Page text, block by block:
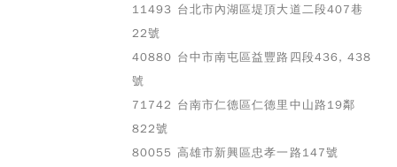
11493 台北市內湖區堤頂大道二段407巷
22號
40880 台中市南屯區益豐路四段436, 438
號
71742 台南市仁德區仁德里中山路19鄰
822號
80055 高雄市新興區忠孝一路147號